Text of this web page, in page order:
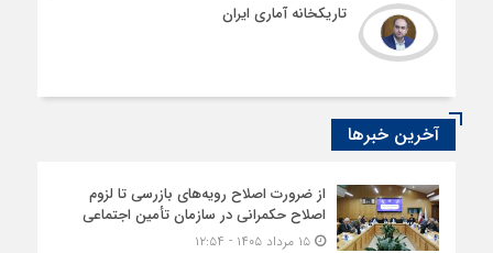
تاریکخانه آماری ایران
آخرین خبرها
از ضرورت اصلاح رویه‌های بازرسی تا لزوم
اصلاح حکمرانی در سازمان تأمین اجتماعی
۱۵ مرداد ۱۴۰۵ - ۱۲:۵۴